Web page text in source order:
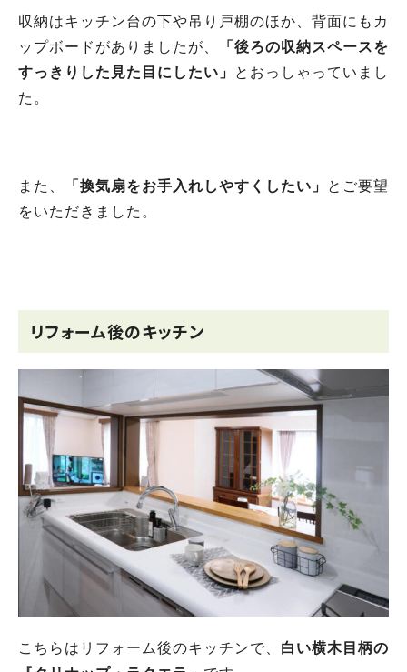
収納はキッチン台の下や吊り戸棚のほか、背面にもカ
ップボードがありましたが、
「後ろの収納スペースを
すっきりした見た目にしたい」
とおっしゃっていまし
た。
また、 「換気扇をお手入れしやすくしたい」
とご要望
をいただきました。
リフォーム後のキッチン
こちらはリフォーム後のキッチンで、 白い横木目柄の